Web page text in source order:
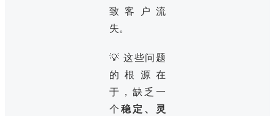
致客户流
失。
💡 这些问题
的根源在
于，缺乏一
个 稳定、灵